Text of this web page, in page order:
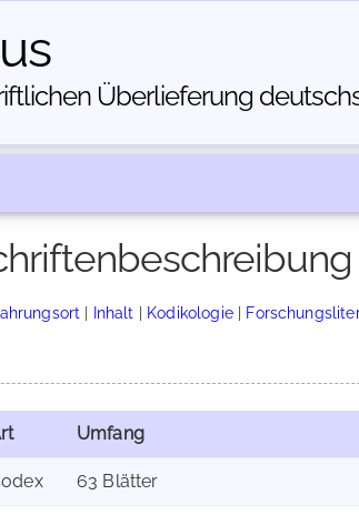
Über­lieferung
| Inhalt | Kodikologie|
Umfang
63 Blätter